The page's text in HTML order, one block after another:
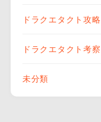
ドラクエタクト攻略
ドラクエタクト考察
未分類